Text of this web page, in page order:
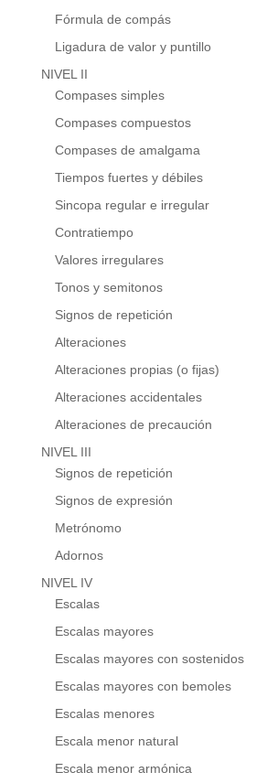
Fórmula de compás
Ligadura de valor y puntillo
NIVEL II
Compases simples
Compases compuestos
Compases de amalgama
Tiempos fuertes y débiles
Sincopa regular e irregular
Contratiempo
Valores irregulares
Tonos y semitonos
Signos de repetición
Alteraciones
Alteraciones propias (o fijas)
Alteraciones accidentales
Alteraciones de precaución
NIVEL III
Signos de repetición
Signos de expresión
Metrónomo
Adornos
NIVEL IV
Escalas
Escalas mayores
Escalas mayores con sostenidos
Escalas mayores con bemoles
Escalas menores
Escala menor natural
Escala menor armónica